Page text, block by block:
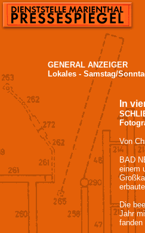
GENERAL ANZEIGER
Lokales - Samstag/
In
Von
BAD
einem
Die
Jahr
fanden